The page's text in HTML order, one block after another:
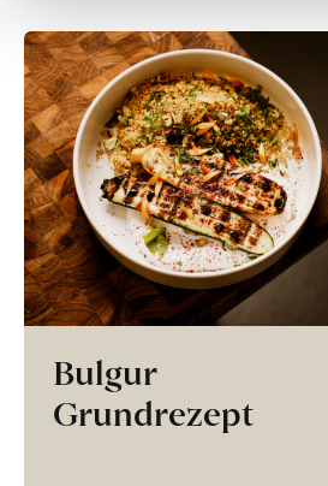
Bulgur
Grundrezept